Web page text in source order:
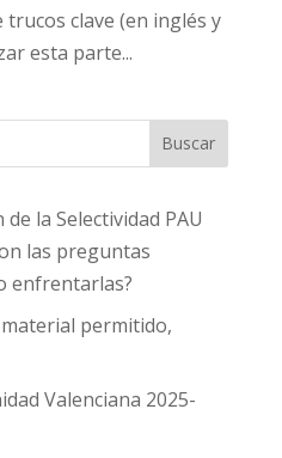
clave (en inglés y
esta parte...
Buscar
la Selectividad PAU
las preguntas
enfrentarlas?
material permitido,
Valenciana 2025-